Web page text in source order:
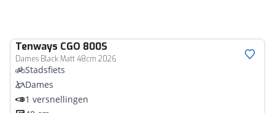
Tenways CGO 800S
Dames Black Matt 48cm 2026
Stadsfiets
Dames
1 versnellingen